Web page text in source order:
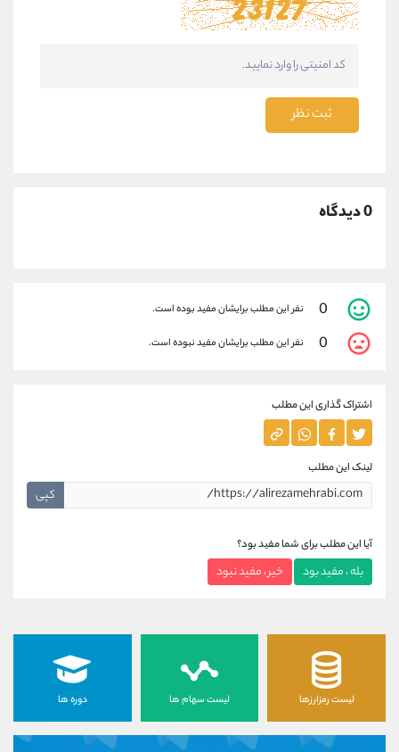
ثبت نظر
0 دیدگاه
0 نفر این مطلب برایشان مفید بوده است.
0 نفر این مطلب برایشان مفید نبوده است.
اشتراک گذاری این مطلب
لینک این مطلب
کپی
آیا این مطلب برای شما مفید بود؟
بله ، مفید بود خیر ، مفید نبود
لیست رمزارزها لیست سهام ها دوره ها